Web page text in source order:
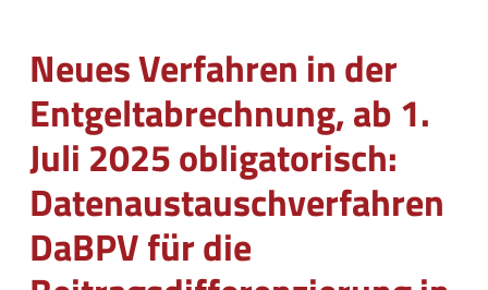
Neues Verfahren in der
Entgeltabrechnung, ab 1.
Juli 2025 obligatorisch:
Datenaustauschverfahren
DaBPV für die